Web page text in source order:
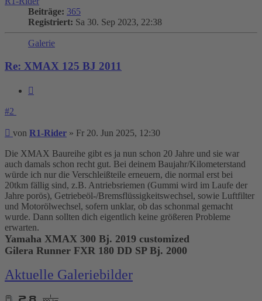
Beiträge: 365
Registriert: Sa 30. Sep 2023, 22:38
Galerie
Re: XMAX 125 BJ 2011
#2
Beitrag
von R1-Rider » Fr 20. Jun 2025, 12:30
Die XMAX Baureihe gibt es ja nun schon 20 Jahre und sie war
auch damals schon recht gut. Bei deinem Baujahr/Kilometerstand
würde ich nur die Verschleißteile erneuern, die normal erst bei
20tkm fällig sind, z.B. Antriebsriemen (Gummi wird im Laufe der
Jahre porös), Getriebeöl-/Bremsflüssigkeitswechsel, sowie Luftfilter
und Motorölwechsel, sofern unklar, ob das schonmal gemacht
wurde. Dann sollten dich eigentlich keine größeren Probleme
erwarten.
Yamaha XMAX 300 Bj. 2019 customized
Gilera Runner FXR 180 DD SP Bj. 2000
Aktuelle Galeriebilder